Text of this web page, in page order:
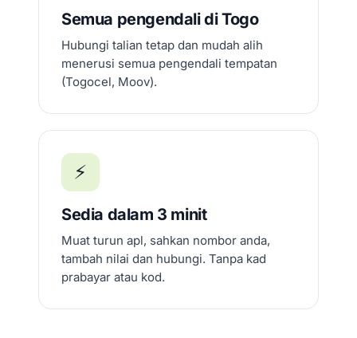
Semua pengendali di Togo
Hubungi talian tetap dan mudah alih
menerusi semua pengendali tempatan
(Togocel, Moov).
⚡
Sedia dalam 3 minit
Muat turun apl, sahkan nombor anda,
tambah nilai dan hubungi. Tanpa kad
prabayar atau kod.